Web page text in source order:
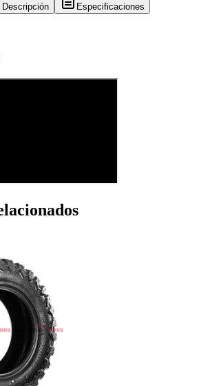
Descripción Especificaciones